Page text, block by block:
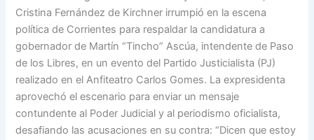
Cristina Fernández de Kirchner irrumpió en la escena
política de Corrientes para respaldar la candidatura a
gobernador de Martín “Tincho” Ascúa, intendente de Paso
de los Libres, en un evento del Partido Justicialista (PJ)
realizado en el Anfiteatro Carlos Gomes. La expresidenta
aprovechó el escenario para enviar un mensaje
contundente al Poder Judicial y al periodismo oficialista,
desafiando las acusaciones en su contra: “Dicen que estoy